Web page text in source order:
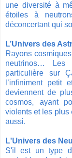
une diversité à
étoiles à
déconcertant qui
L’Univers des
Rayons
neutrinos… Les
particulière sur
l’infiniment petit
deviennent de
cosmos, ayant
violents et les plus
aussi.
L'Univers des
S'il est un type